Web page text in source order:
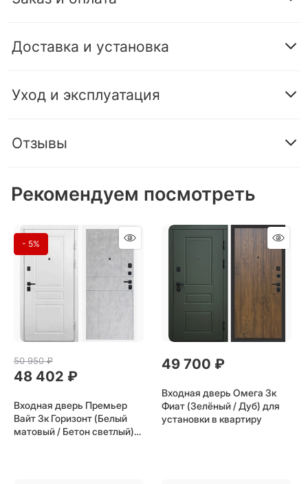
Доставка и установка
Уход и эксплуатация
Отзывы
Рекомендуем посмотреть
- 5%
50 950 ₽
48 402 ₽
Входная дверь Премьер
Вайт 3к Горизонт (Белый
матовый / Бетон светлый)
49 700 ₽
Входная дверь Омега 3к
Фиат (Зелёный / Дуб) для
установки в квартиру